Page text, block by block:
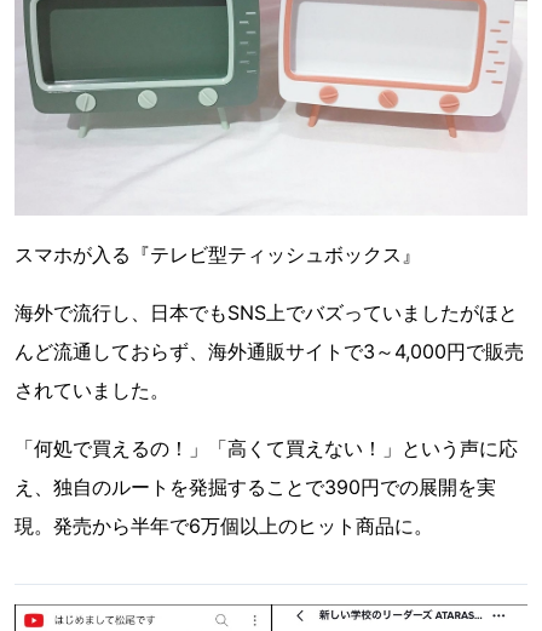
スマホが入る『テレビ型ティッシュボックス』
海外で流行し、日本でもSNS上でバズっていましたがほと
んど流通しておらず、海外通販サイトで3～4,000円で販売
されていました。
「何処で買えるの！」「高くて買えない！」という声に応
え、独自のルートを発掘することで390円での展開を実
現。発売から半年で6万個以上のヒット商品に。